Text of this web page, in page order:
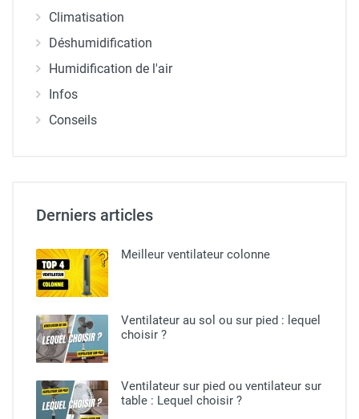
Climatisation
Déshumidification
Humidification de l'air
Infos
Conseils
Derniers articles
Meilleur ventilateur colonne
Ventilateur au sol ou sur pied​ : lequel
choisir ?
Ventilateur sur pied ou ventilateur sur
table : Lequel choisir ?